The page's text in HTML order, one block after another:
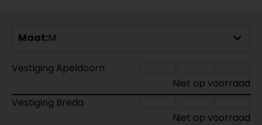
Maat:M
Vestiging Apeldoorn
Niet op voorraad
Vestiging Breda
Niet op voorraad